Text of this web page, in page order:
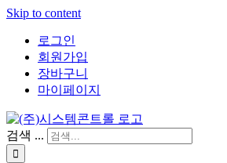
Skip to content
로그인
회원가입
장바구니
마이페이지
검색 ...